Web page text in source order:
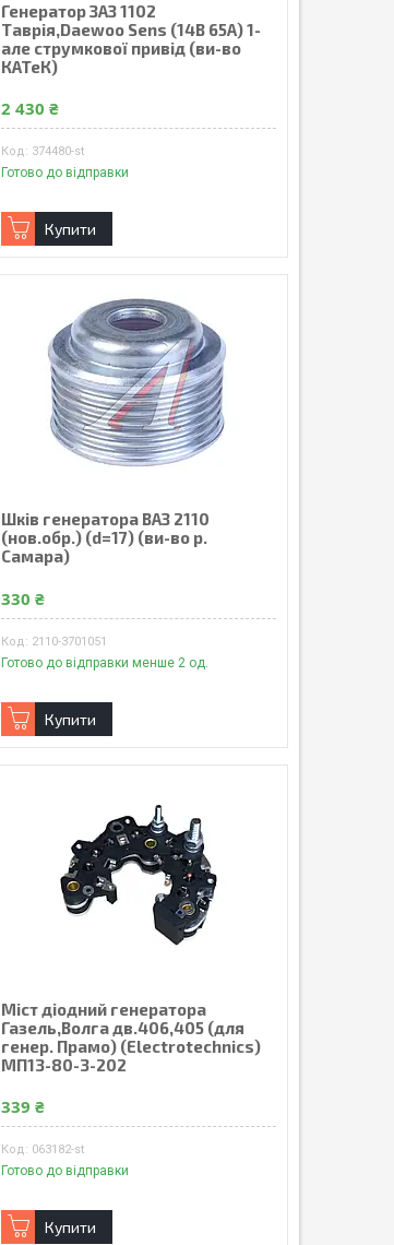
Генератор ЗАЗ 1102
Таврія,Daewoo Sens (14В 65А) 1-
але струмкової привід (ви-во
КАТеК)
2 430 ₴
374480-st
Готово до відправки
Купити
Шків генератора ВАЗ 2110
(нов.обр.) (d=17) (ви-во р.
Самара)
330 ₴
2110-3701051
Готово до відправки менше 2 од.
Купити
Мiст дiодний генератора
Газель,Волга дв.406,405 (для
генер. Прамо) (Electrotechnics)
МП13-80-3-202
339 ₴
063182-st
Готово до відправки
Купити